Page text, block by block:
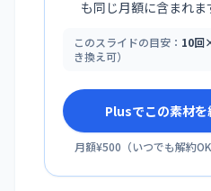
も同じ月額に含まれま
このスライドの目安： 10回
き換え可）
Plusでこの素材を
月額¥500 （いつでも解約OK